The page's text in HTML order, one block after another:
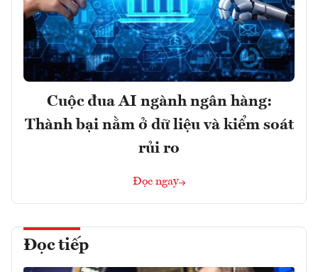
Cuộc đua AI ngành ngân hàng:
Thành bại nằm ở dữ liệu và kiểm soát
rủi ro
Đọc ngay
Đọc tiếp